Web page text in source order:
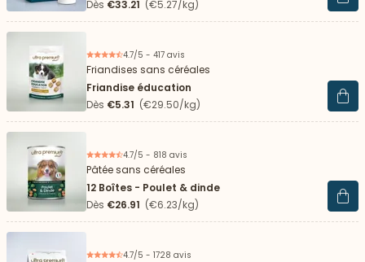
Dès €33.21 (€5.27/kg)
4.7/5 - 417 avis
Friandises sans céréales
Friandise éducation
Dès €5.31 (€29.50/kg) Voir
4.7/5 - 818 avis
Pâtée sans céréales
12 Boîtes - Poulet & dinde
Dès €26.91 (€6.23/kg) Voir
4.7/5 - 1728 avis